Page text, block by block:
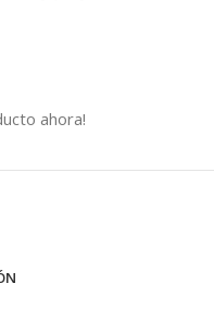
ahora!